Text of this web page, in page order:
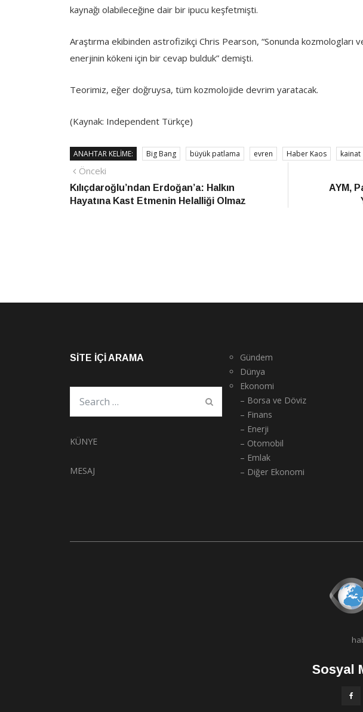
kaynağı olabileceğine dair bir ipucu keşfetmişti.
Araştırma ekibinden astrofizikçi Chris Pearson, “Sonunda kozmologları
enerjinin kökeni için bir cevap bulduk” demişti.
Teorimiz, eğer doğruysa, tüm kozmolojide devrim yaratacak.
(Kaynak: Independent Türkçe)
ANAHTAR KELIME: Big Bang büyük patlama evren Haber Kaos kainat
Yazı
gezinmesi
Önceki
haber
Kılıçdaroğlu’ndan Erdoğan’a: Halkın
Hayatına Kast Etmenin Helalliği Olmaz
AYM,
SITE İÇI ARAMA
KÜNYE
MESAJ
Gündem
Dünya
Ekonomi
– Borsa ve Döviz
– Finans
– Enerji
– Otomobil
– Emlak
– Diğer Ekonomi
Sosyal